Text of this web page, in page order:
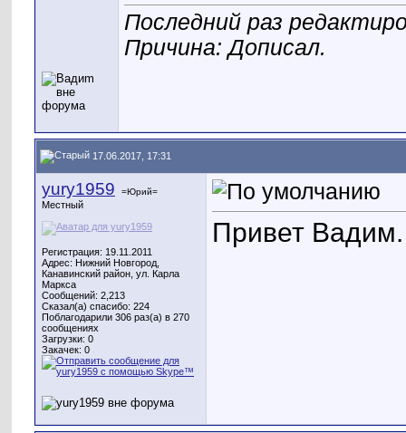
Последний раз
Причина: Дописал.
17.06.2017, 17:31
yury1959 =Юрий=
Местный
Регистрация: 19.11.2011
Адрес: Нижний Новгород,
Канавинский район, ул. Карла
Маркса
Сообщений: 2,213
Сказал(а) спасибо: 224
Поблагодарили 306 раз(а) в 270
сообщениях
Загрузки: 0
Закачек: 0
Привет Вадим.